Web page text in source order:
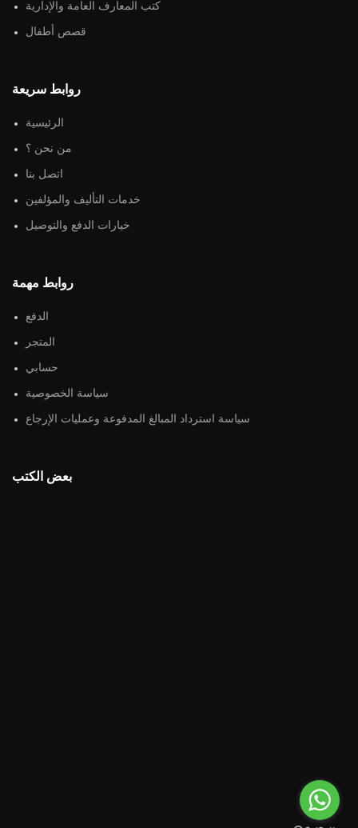
كتب المعارف العامة والإدارية
قصص أطفال
روابط سريعة
الرئيسية
من نحن ؟
اتصل بنا
خدمات التأليف والمؤلفين
خيارات الدفع والتوصيل
روابط مهمة
الدفع
المتجر
حسابي
سياسة الخصوصية
سياسة استرداد المبالغ المدفوعة وعمليات الإرجاع
بعض الكتب